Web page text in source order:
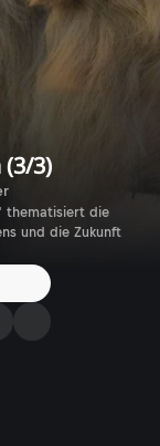
(3/3)
thematisiert die
und die Zukunft